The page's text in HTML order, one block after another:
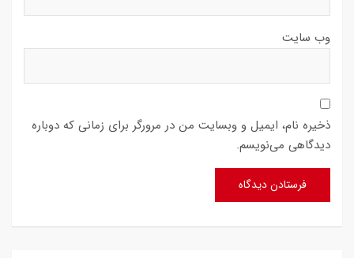
وب‌ سایت
ذخیره نام، ایمیل و وبسایت من در مرورگر برای زمانی که دوباره
دیدگاهی می‌نویسم.